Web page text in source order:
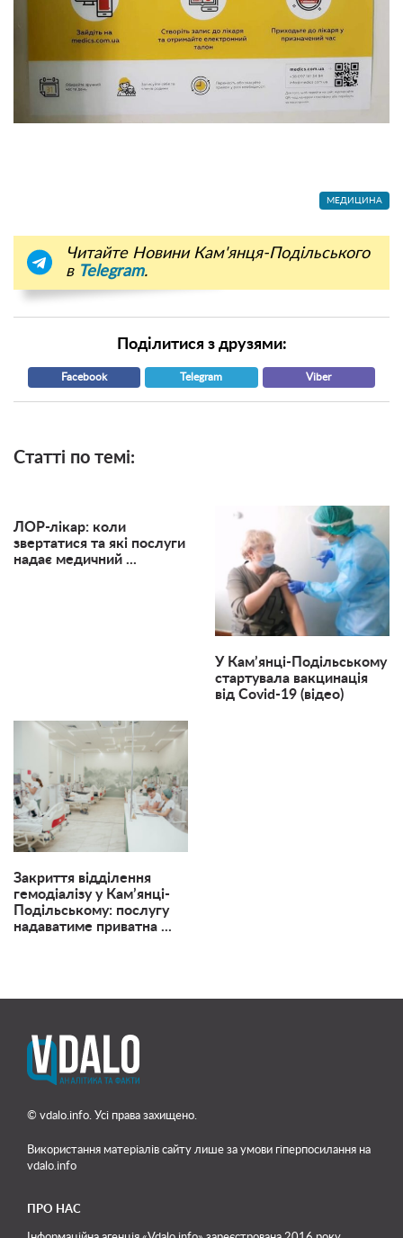
МЕДИЦИНА
Читайте Новини Кам'янця-Подільського
в Telegram.
Поділитися з друзями:
Facebook Telegram Viber
Статті по темі:
ЛОР-лікар: коли
звертатися та які послуги
надає медичний ...
У Кам’янці-Подільському
стартувала вакцинація
від Covid-19 (відео)
Закриття відділення
гемодіалізу у Кам’янці-
Подільському: послугу
надаватиме приватна ...
© vdalo.info. Усі права захищено.
Використання матеріалів сайту лише за умови гіперпосилання на
vdalo.info
ПРО НАС